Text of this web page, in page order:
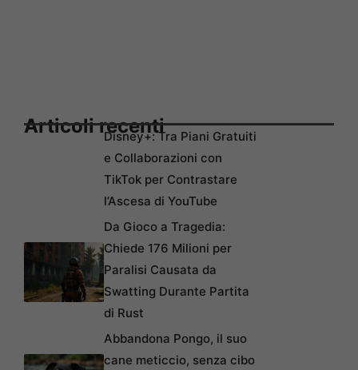
Articoli recentiDisney+: Tra Piani Gratuiti
e Collaborazioni con
TikTok per Contrastare
l’Ascesa di YouTube
Da Gioco a Tragedia:
Chiede 176 Milioni per
Paralisi Causata da
Swatting Durante Partita
di Rust
Abbandona Pongo, il suo
cane meticcio, senza cibo